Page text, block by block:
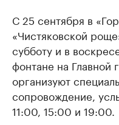
С 25 сентября в
«Чистяковской
субботу и в
фонтане на Главной
организуют
сопровождение,
11:00, 15:00 и 19:00.